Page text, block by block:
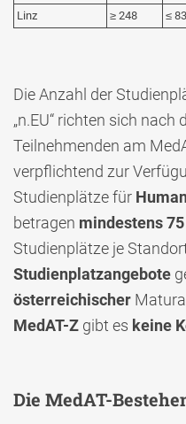
Linz
≥ 248 ≤ 83
Die Anzahl der
„n.EU“ richten sich nach
Teilnehmenden am
verpflichtend zur
Studienplätze für
betragen mindestens 75
Studienplätze je
Studienplatzangebote
österreichischer
MedAT-Z gibt es keine
Die MedAT-